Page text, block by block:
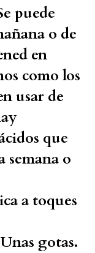
puede
o de
en
como los
usar de
que
semana o
a toques
Unas gotas.